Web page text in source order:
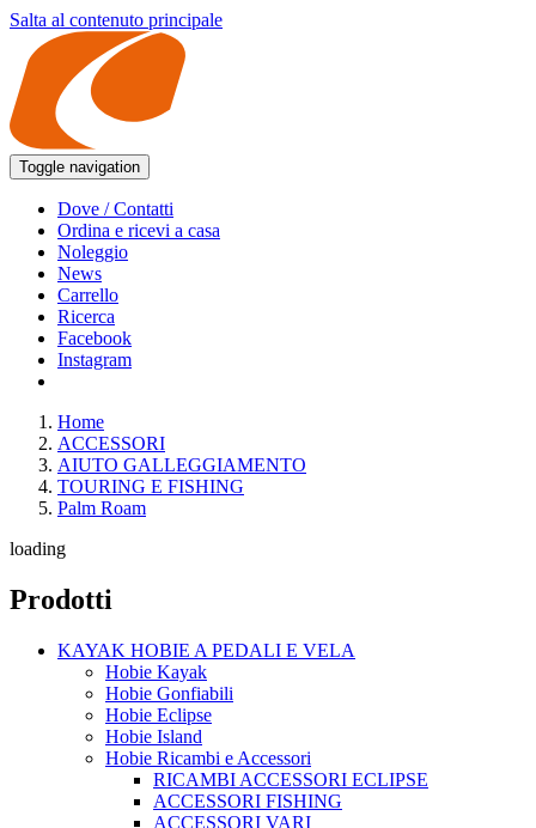
Salta al contenuto principale
Toggle navigation
Dove / Contatti
Ordina e ricevi a casa
Noleggio
News
Carrello
Ricerca
Facebook
Instagram
Home
ACCESSORI
AIUTO GALLEGGIAMENTO
TOURING E FISHING
Palm Roam
loading
Prodotti
KAYAK HOBIE A PEDALI E VELA
Hobie Kayak
Hobie Gonfiabili
Hobie Eclipse
Hobie Island
Hobie Ricambi e Accessori
RICAMBI ACCESSORI ECLIPSE
ACCESSORI FISHING
ACCESSORI VARI